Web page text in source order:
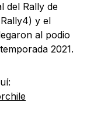
del Rally de
y el
al podio
2021.